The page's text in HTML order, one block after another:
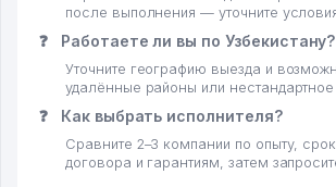
после выполнения — уточните
❓ Работаете ли вы по Узбекистану?
Уточните географию выезда и
удалённые районы или
❓ Как выбрать исполнителя?
Сравните 2–3 компании по опыту,
договора и гарантиям, затем